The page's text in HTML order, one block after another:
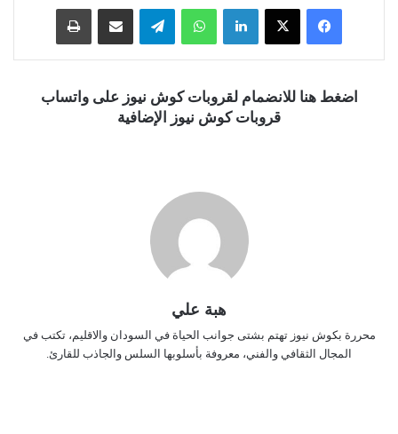
فيسبوك ‫X لينكدإن واتساب تيلقرام
اضغط هنا للانضمام لقروبات كوش نيوز على واتساب
قروبات كوش نيوز الإضافية
هبة علي
محررة بكوش نيوز تهتم بشتى جوانب الحياة في السودان والاقليم، تكتب في
المجال الثقافي والفني، معروفة بأسلوبها السلس والجاذب للقارئ.